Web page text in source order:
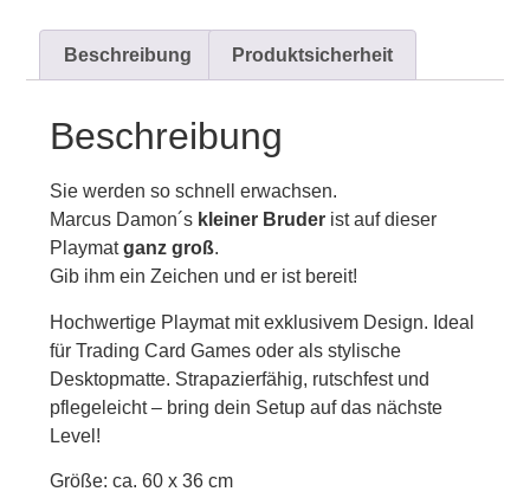
Beschreibung Produktsicherheit
Beschreibung
Sie werden so schnell erwachsen.
Marcus Damon´s kleiner Bruder ist auf dieser
Playmatganz groß.
Gib ihm ein Zeichen und er ist bereit!
Hochwertige Playmat mit exklusivem Design. Ideal
für Trading Card Games oder als stylische
Desktopmatte. Strapazierfähig, rutschfest und
pflegeleicht – bring dein Setup auf das nächste
Level!
Größe: ca. 60 x 36 cm